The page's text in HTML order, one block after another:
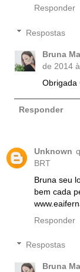
Responder
Respostas
Bruna
de 2014
Obrigada
Responder
Unknown
BRT
Bruna seu
bem cada
Responder
Respostas
Bruna